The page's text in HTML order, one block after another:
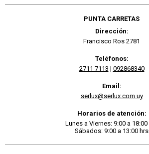
PUNTA CARRETAS
Dirección:
Francisco Ros 2781
Teléfonos:
2711 7113 | 092868340
Email:
serlux@serlux.com.uy
Horarios de atención:
Lunes a Viernes: 9:00 a 18:00
Sábados: 9:00 a 13:00 hrs